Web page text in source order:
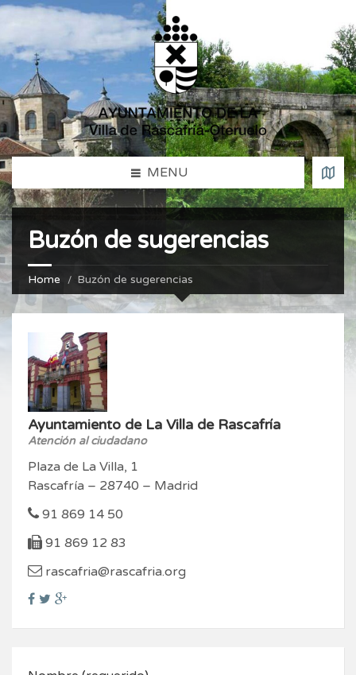
MENU
Buzón de sugerencias
Home Buzón de sugerencias
Ayuntamiento de La Villa de Rascafría
Atención al ciudadano
Plaza de La Villa, 1
Rascafría – 28740 – Madrid
91 869 14 50
91 869 12 83
rascafria@rascafria.org